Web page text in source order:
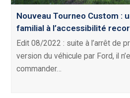
Nouveau Tourneo Custom :
familial à l’accessibilité
Edit 08/2022 : suite à l’arrêt de
version du véhicule par Ford, il
commander…